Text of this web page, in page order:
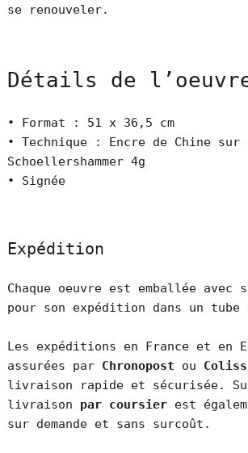
se renouveler.
Détails de
• Format : 51 x 36,5 cm
• Technique : Encre de Chine sur
Schoellershammer 4g
• Signée
Expédition
Chaque oeuvre est emballée avec
pour son expédition dans un
Les expéditions en France et en
assurées par Chronopost ou
livraison rapide et sécurisée.
livraison par coursierest
sur demande et sans surcoût.